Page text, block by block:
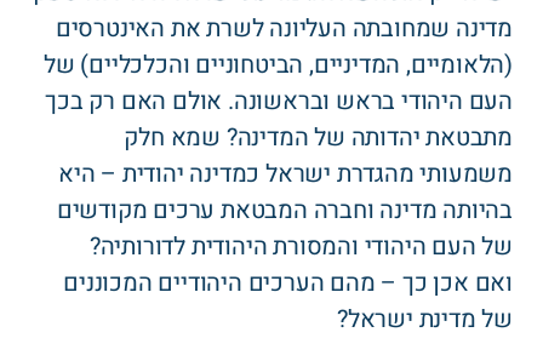
מדינה שמחובתה העליונה לשרת את האינטרסים
(הלאומיים, המדיניים, הביטחוניים והכלכליים) של
העם היהודי בראש ובראשונה. אולם האם רק בכך
מתבטאת יהדותה של המדינה? שמא חלק
משמעותי מהגדרת ישראל כמדינה יהודית – היא
בהיותה מדינה וחברה המבטאת ערכים מקודשים
של העם היהודי והמסורת היהודית לדורותיה?
ואם אכן כך – מהם הערכים היהודיים המכוננים
של מדינת ישראל?